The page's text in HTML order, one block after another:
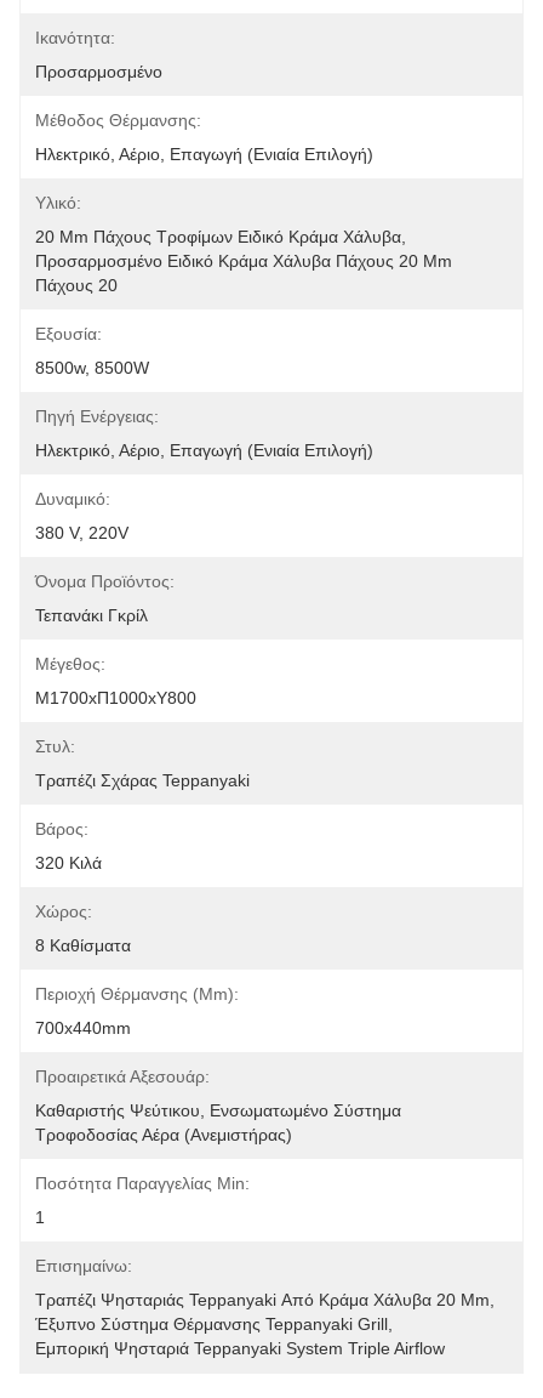
Ικανότητα:
Προσαρμοσμένο
Μέθοδος Θέρμανσης:
Ηλεκτρικό, Αέριο, Επαγωγή (ενιαία Επιλογή)
Υλικό:
20 Mm Πάχους Τροφίμων Ειδικό Κράμα Χάλυβα,
Προσαρμοσμένο Ειδικό Κράμα Χάλυβα Πάχους 20 Mm
Πάχους 20
Εξουσία:
8500w, 8500W
Πηγή Ενέργειας:
Ηλεκτρικό, Αέριο, Επαγωγή (ενιαία Επιλογή)
Δυναμικό:
380 V, 220V
Όνομα Προϊόντος:
Τεπανάκι Γκρίλ
Μέγεθος:
Μ1700xΠ1000xΥ800
Στυλ:
Τραπέζι Σχάρας Teppanyaki
Βάρος:
320 Κιλά
Χώρος:
8 Καθίσματα
Περιοχή Θέρμανσης (mm):
700x440mm
Προαιρετικά Αξεσουάρ:
Καθαριστής Ψεύτικου, Ενσωματωμένο Σύστημα
Τροφοδοσίας Αέρα (ανεμιστήρας)
Ποσότητα Παραγγελίας Min:
1
Επισημαίνω:
Τραπέζι Ψησταριάς Teppanyaki Από Κράμα Χάλυβα 20 Mm
Έξυπνο Σύστημα Θέρμανσης Teppanyaki Grill
Εμπορική Ψησταριά Teppanyaki System Triple Airflow